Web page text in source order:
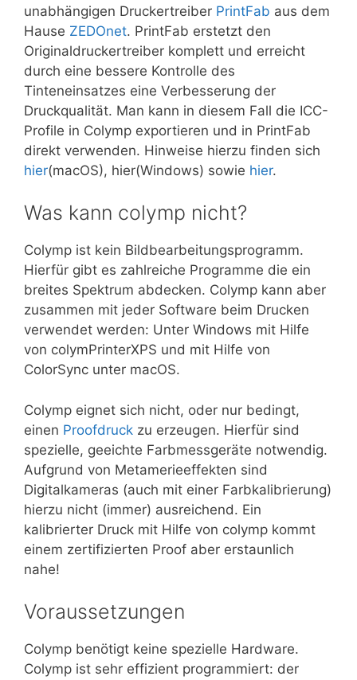
unabhängigen Druckertreiber PrintFab aus dem
Hause ZEDOnet. PrintFab erstetzt den
Originaldruckertreiber komplett und erreicht
durch eine bessere Kontrolle des
Tinteneinsatzes eine Verbesserung der
Druckqualität. Man kann in diesem Fall die ICC-
Profile in Colymp exportieren und in PrintFab
direkt verwenden. Hinweise hierzu finden sich
hier(macOS), hier(Windows) sowie hier.
Was kann colymp nicht?
Colymp ist kein Bildbearbeitungsprogramm.
Hierfür gibt es zahlreiche Programme die ein
breites Spektrum abdecken. Colymp kann aber
zusammen mit jeder Software beim Drucken
verwendet werden: Unter Windows mit Hilfe
von colymPrinterXPS und mit Hilfe von
ColorSync unter macOS.
Colymp eignet sich nicht, oder nur bedingt,
einen Proofdruck zu erzeugen. Hierfür sind
spezielle, geeichte Farbmessgeräte notwendig.
Aufgrund von Metamerieeffekten sind
Digitalkameras (auch mit einer Farbkalibrierung)
hierzu nicht (immer) ausreichend. Ein
kalibrierter Druck mit Hilfe von colymp kommt
einem zertifizierten Proof aber erstaunlich
nahe!
Voraussetzungen
Colymp benötigt keine spezielle Hardware.
Colymp ist sehr effizient programmiert: der